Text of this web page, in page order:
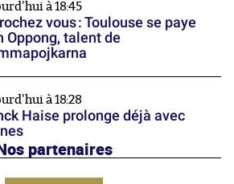
à 18:45
vous : Toulouse se paye
Oppong, talent de
à 18:28
Haise prolonge déjà avec
partenaires